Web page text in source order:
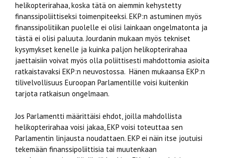
helikopterirahaa, koska tätä on aiemmin kehystetty
finanssipoliittiseksi toimenpiteeksi. EKP:n astuminen myös
finanssipolitiikan puolelle ei olisi lainkaan ongelmatonta ja
tästä ei olisi paluuta. Jourdanin mukaan myös tekniset
kysymykset kenelle ja kuinka paljon helikopterirahaa
jaettaisiin voivat myös olla poliittisesti mahdottomia asioita
ratkaistavaksi EKP:n neuvostossa. Hänen mukaansa EKP:n
tilivelvollisuus Euroopan Parlamentille voisi kuitenkin
tarjota ratkaisun ongelmaan.
Jos Parlamentti määrittäisi ehdot, joilla mahdollista
helikopterirahaa voisi jakaa, EKP voisi toteuttaa sen
Parlamentin linjausta noudattaen. EKP ei näin itse joutuisi
tekemään finanssipoliittisia tai muutenkaan